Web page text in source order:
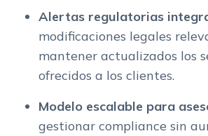
Alertas regulatorias
modificaciones legales
mantener actualizados los
ofrecidos a los clientes.
Modelo escalable para
gestionar compliance sin